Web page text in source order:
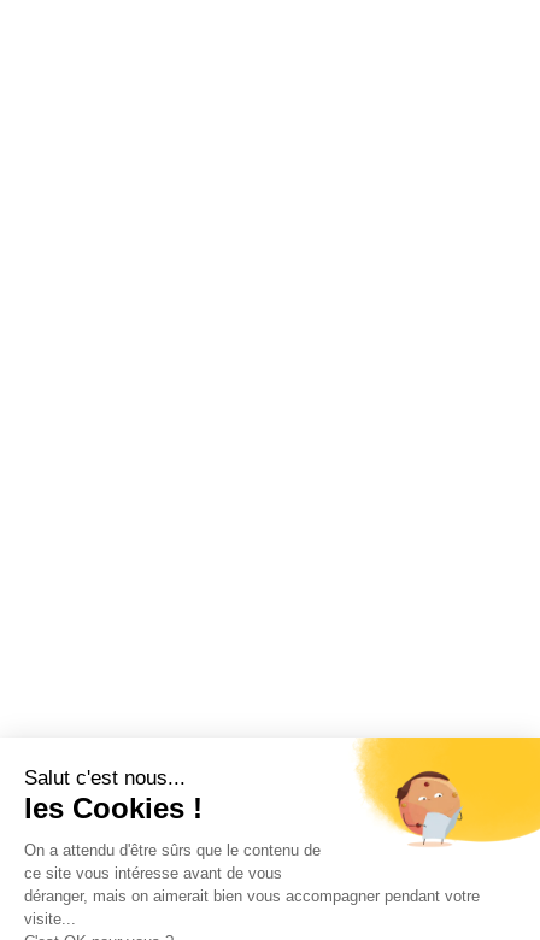
Salut c'est nous...
les Cookies !
On a attendu d'être sûrs que le contenu de
ce site vous intéresse avant de vous
déranger, mais on aimerait bien vous accompagner pendant votre
visite...